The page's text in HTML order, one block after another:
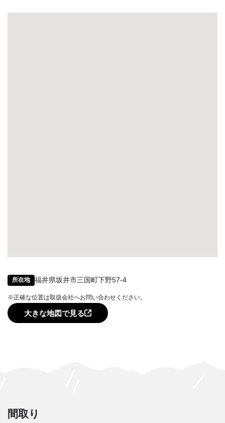
所在地 福井県坂井市三国町下野57-4
※正確な位置は取扱会社へお問い合わせください。
大きな地図で見る
間取り